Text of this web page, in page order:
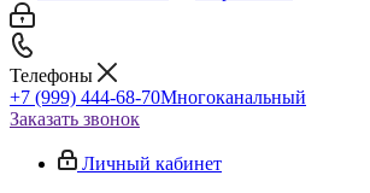
Телефоны
+7 (999) 444-68-70Многоканальный
Заказать звонок
Личный кабинет